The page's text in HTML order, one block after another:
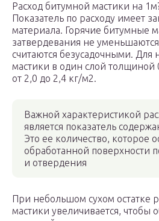
Расход битумной мастики на
Показатель по расходу имеет
материала. Горячие битумные
затвердевания не
считаются безусадочными. Для
мастики в один слой толщиной
от 2,0 до 2,4 кг/м2.
Важной характеристикой
является показатель
Это ее количество, которое
обработанной поверхности
и отвердения
При небольшом сухом остатке
мастики увеличивается, чтобы